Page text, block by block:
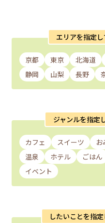
エリアを指定
京都 東京 北海道
静岡
山梨 長野
ジャンルを指定
カフェ スイーツ お
温泉
ホテル ごはん
イベント
したいことを指